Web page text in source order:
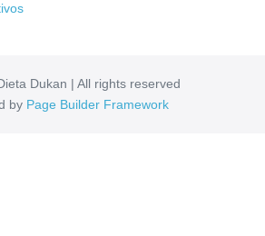
Dukan | All rights reserved
by Page Builder Framework